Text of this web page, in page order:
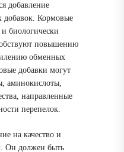
добавление
добавок. Кормовые
биологически
повышению
обменных
добавки могут
аминокислоты,
направленные
перепелок.
на качество и
Он должен быть